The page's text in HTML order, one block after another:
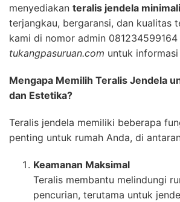
menyediakan teralis jendela
terjangkau, bergaransi, dan kualitas
kami di nomor admin
tukangpasuruan.com untuk
Mengapa Memilih Teralis Jendela
dan Estetika?
Teralis jendela memiliki beberapa
penting untuk rumah Anda, di
Keamanan Maksimal
Teralis membantu melindungi
pencurian, terutama untuk